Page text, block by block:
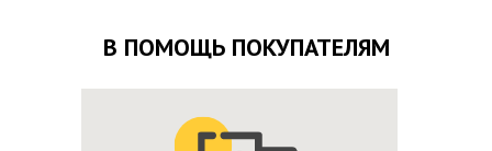
В ПОМОЩЬ ПОКУПАТЕЛЯМ